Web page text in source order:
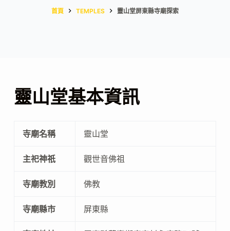
首頁 TEMPLES 靈山堂屏東縣寺廟探索
靈山堂基本資訊
寺廟名稱 靈山堂
主祀神祇 觀世音佛祖
寺廟教別 佛教
寺廟縣市 屏東縣